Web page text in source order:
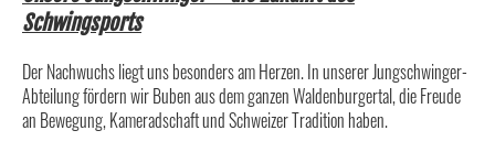
Schwingsports
Der Nachwuchs liegt uns besonders am Herzen. In unserer Jungschwinger-
Abteilung fördern wir Buben aus dem ganzen Waldenburgertal, die Freude
an Bewegung, Kameradschaft und Schweizer Tradition haben.